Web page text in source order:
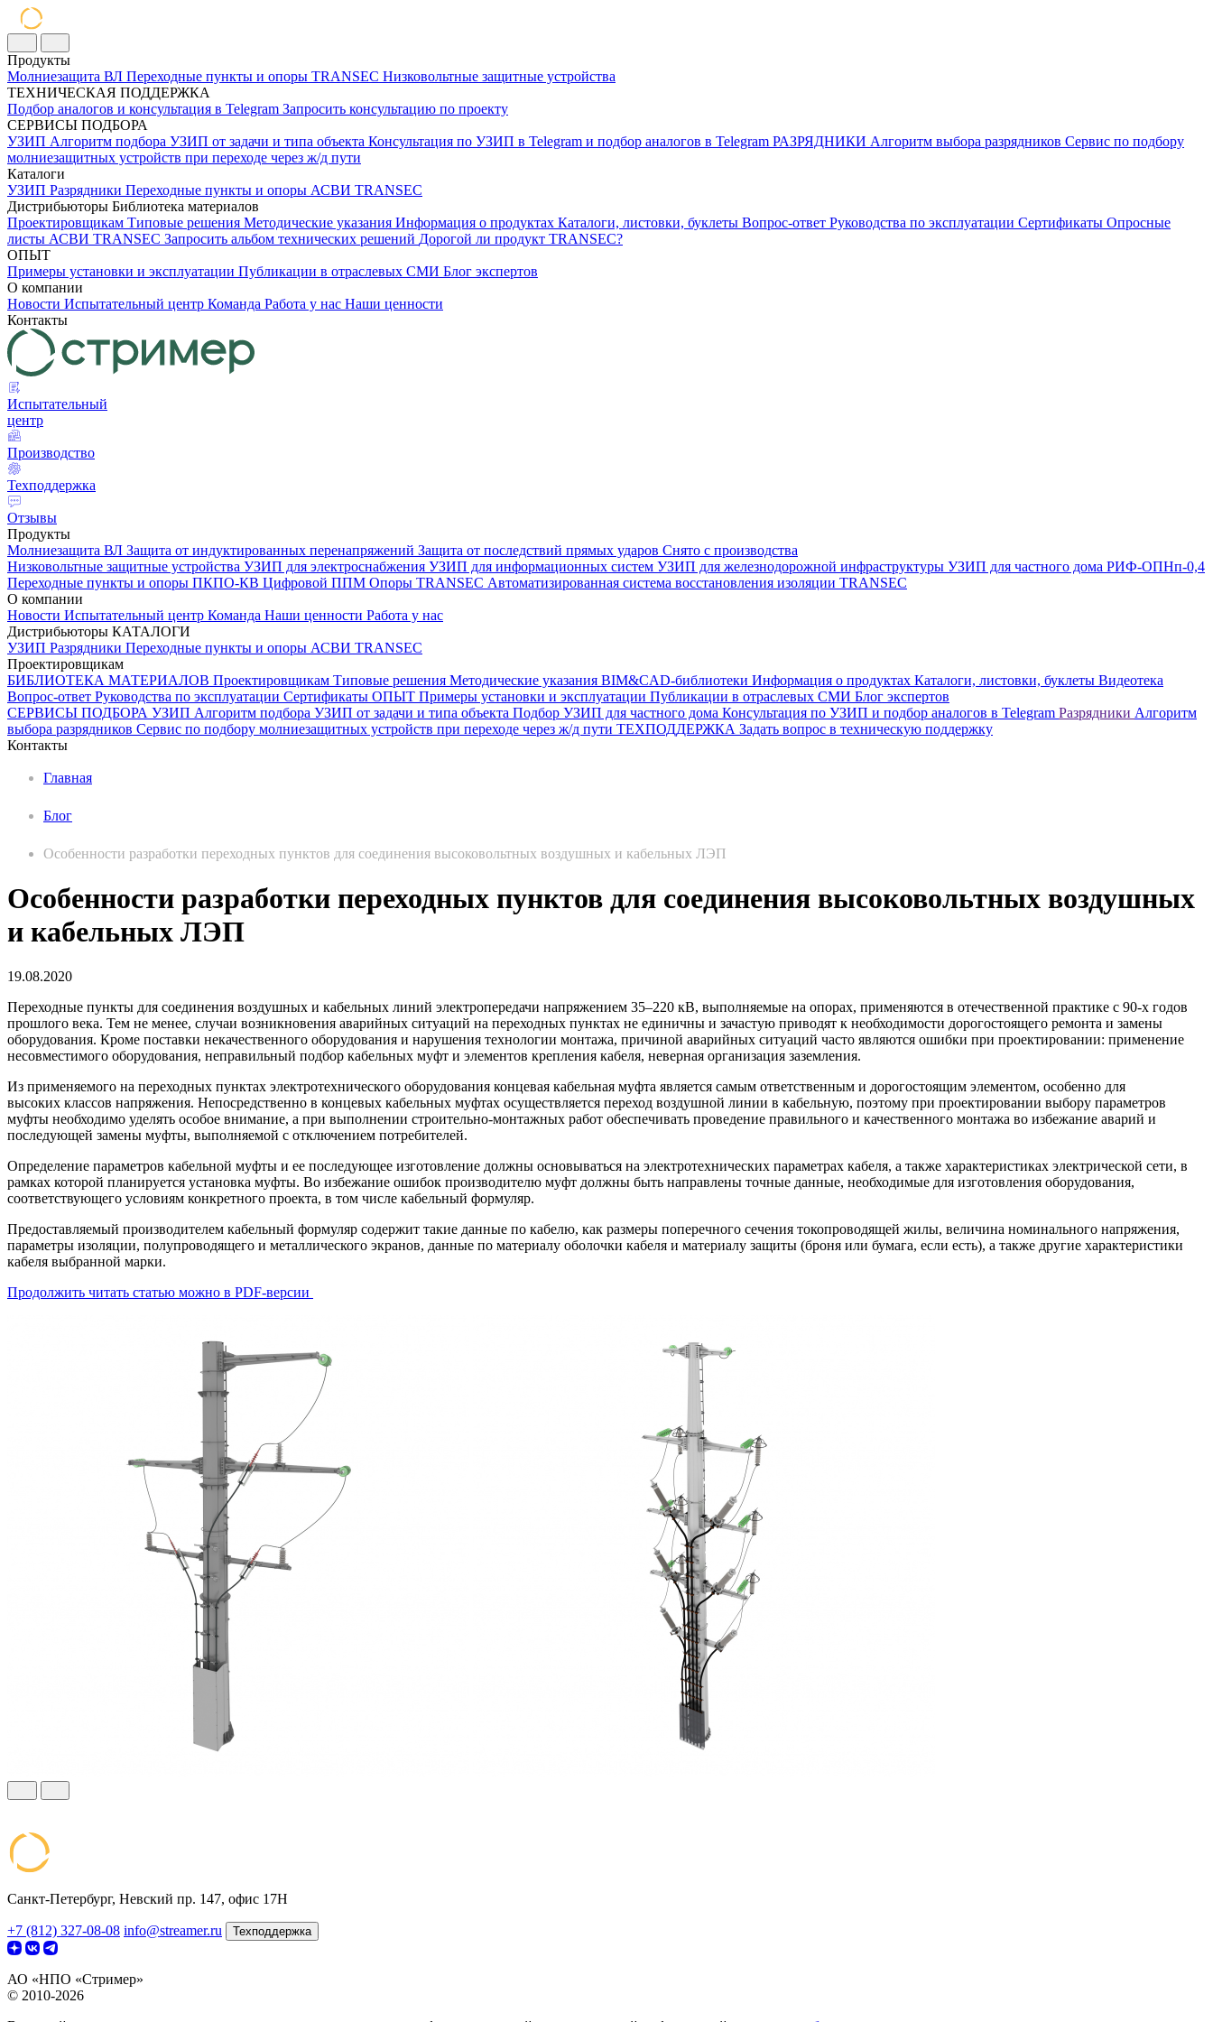
Продукты
Молниезащита ВЛ Переходные пункты и опоры TRANSEC Низковольтные защитные устройства
ТЕХНИЧЕСКАЯ ПОДДЕРЖКА
Подбор аналогов и консультация в Telegram Запросить консультацию по проекту
СЕРВИСЫ ПОДБОРА
УЗИП Алгоритм подбора УЗИП от задачи и типа объекта Консультация по УЗИП в Telegram и подбор аналогов в Telegram РАЗРЯДНИКИ Алгоритм выбора разрядников Сервис по подбору
молниезащитных устройств при переходе через ж/д пути
Каталоги
УЗИП Разрядники Переходные пункты и опоры АСВИ TRANSEC
Дистрибьюторы Библиотека материалов
Проектировщикам Типовые решения Методические указания Информация о продуктах Каталоги, листовки, буклеты Вопрос-ответ Руководства по эксплуатации Сертификаты Опросные
листы АСВИ TRANSEC Запросить альбом технических решений Дорогой ли продукт TRANSEC?
ОПЫТ
Примеры установки и эксплуатации Публикации в отраслевых СМИ Блог экспертов
О компании
Новости Испытательный центр Команда Работа у нас Наши ценности
Контакты
Испытательный
центр
Производство
Техподдержка
Отзывы
Продукты
Молниезащита ВЛ Защита от индуктированных перенапряжений Защита от последствий прямых ударов Снято с производства
Низковольтные защитные устройства УЗИП для электроснабжения УЗИП для информационных систем УЗИП для железнодорожной инфраструктуры УЗИП для частного дома РИФ-ОПНп-0,4
Переходные пункты и опоры ПКПО-КВ Цифровой ППМ Опоры TRANSEC Автоматизированная система восстановления изоляции TRANSEC
О компании
Новости Испытательный центр Команда Наши ценности Работа у нас
Дистрибьюторы КАТАЛОГИ
УЗИП Разрядники Переходные пункты и опоры АСВИ TRANSEC
Проектировщикам
БИБЛИОТЕКА МАТЕРИАЛОВ Проектировщикам Типовые решения Методические указания BIM&CAD-библиотеки Информация о продуктах Каталоги, листовки, буклеты Видеотека
Вопрос-ответ Руководства по эксплуатации Сертификаты ОПЫТ Примеры установки и эксплуатации Публикации в отраслевых СМИ Блог экспертов
СЕРВИСЫ ПОДБОРА УЗИП Алгоритм подбора УЗИП от задачи и типа объекта Подбор УЗИП для частного дома Консультация по УЗИП и подбор аналогов в Telegram Разрядники Алгоритм
выбора разрядников Сервис по подбору молниезащитных устройств при переходе через ж/д пути ТЕХПОДДЕРЖКА Задать вопрос в техническую поддержку
Контакты
Главная
Блог
Особенности разработки переходных пунктов для соединения высоковольтных воздушных и кабельных ЛЭП
Особенности разработки переходных пунктов для соединения высоковольтных воздушных
и кабельных ЛЭП
19.08.2020
Переходные пункты для соединения воздушных и кабельных линий электропередачи напряжением 35–220 кВ, выполняемые на опорах, применяются в отечественной практике с 90-х годов
прошлого века. Тем не менее, случаи возникновения аварийных ситуаций на переходных пунктах не единичны и зачастую приводят к необходимости дорогостоящего ремонта и замены
оборудования. Кроме поставки некачественного оборудования и нарушения технологии монтажа, причиной аварийных ситуаций часто являются ошибки при проектировании: применение
несовместимого оборудования, неправильный подбор кабельных муфт и элементов крепления кабеля, неверная организация заземления.
Из применяемого на переходных пунктах электротехнического оборудования концевая кабельная муфта является самым ответственным и дорогостоящим элементом, особенно для
высоких классов напряжения. Непосредственно в концевых кабельных муфтах осуществляется переход воздушной линии в кабельную, поэтому при проектировании выбору параметров
муфты необходимо уделять особое внимание, а при выполнении строительно-монтажных работ обеспечивать проведение правильного и качественного монтажа во избежание аварий и
последующей замены муфты, выполняемой с отключением потребителей.
Определение параметров кабельной муфты и ее последующее изготовление должны основываться на электротехнических параметрах кабеля, а также характеристиках электрической сети, в
рамках которой планируется установка муфты. Во избежание ошибок производителю муфт должны быть направлены точные данные, необходимые для изготовления оборудования,
соответствующего условиям конкретного проекта, в том числе кабельный формуляр.
Предоставляемый производителем кабельный формуляр содержит такие данные по кабелю, как размеры поперечного сечения токопроводящей жилы, величина номинального напряжения,
параметры изоляции, полупроводящего и металлического экранов, данные по материалу оболочки кабеля и материалу защиты (броня или бумага, если есть), а также другие характеристики
кабеля выбранной марки.
Продолжить читать статью можно в PDF-версии
Санкт-Петербург, Невский пр. 147, офис 17Н
+7 (812) 327-08-08 info@streamer.ru Техподдержка
АО «НПО «Стример»
© 2010-2026